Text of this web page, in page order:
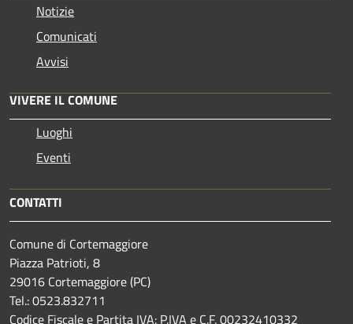
Notizie
Comunicati
Avvisi
VIVERE IL COMUNE
Luoghi
Eventi
CONTATTI
Comune di Cortemaggiore
Piazza Patrioti, 8
29016 Cortemaggiore (PC)
Tel.: 0523.832711
Codice Fiscale e Partita IVA: P.IVA e C.F. 00232410332